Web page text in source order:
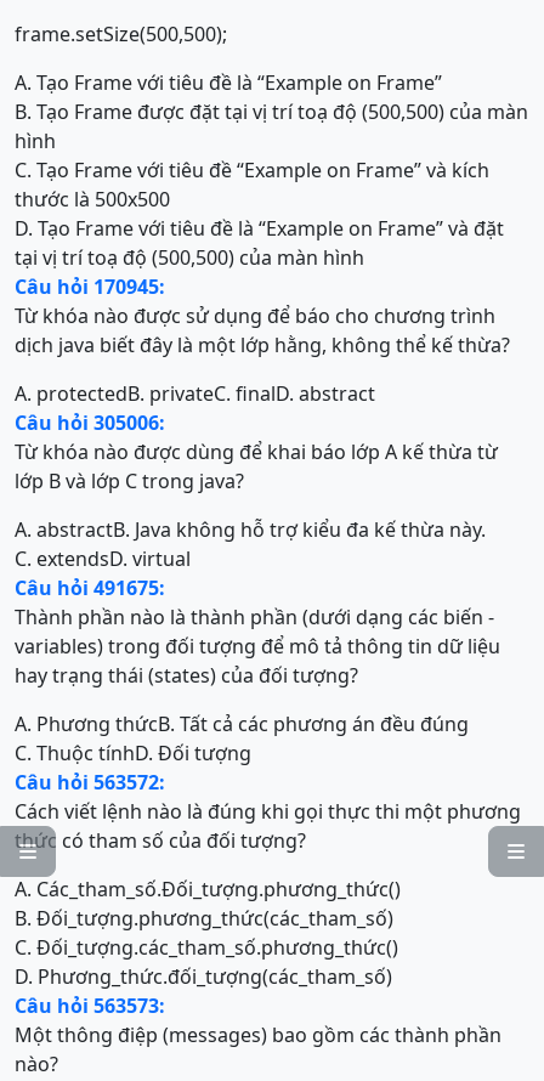


frame.setSize(500,500);
A. Tạo Frame với tiêu đề là “Example on Frame”
B. Tạo Frame được đặt tại vị trí toạ độ (500,500) của màn
hình
C. Tạo Frame với tiêu đề “Example on Frame” và kích
thước là 500x500
D. Tạo Frame với tiêu đề là “Example on Frame” và đặt
tại vị trí toạ độ (500,500) của màn hình
Câu hỏi 170945:
Từ khóa nào được sử dụng để báo cho chương trình
dịch java biết đây là một lớp hằng, không thể kế thừa?
A. protectedB. privateC. finalD. abstract
Câu hỏi 305006:
Từ khóa nào được dùng để khai báo lớp A kế thừa từ
lớp B và lớp C trong java?
A. abstractB. Java không hỗ trợ kiểu đa kế thừa này.
C. extendsD. virtual
Câu hỏi 491675:
Thành phần nào là thành phần (dưới dạng các biến -
variables) trong đối tượng để mô tả thông tin dữ liệu
hay trạng thái (states) của đối tượng?
A. Phương thứcB. Tất cả các phương án đều đúng
C. Thuộc tínhD. Đối tượng
Câu hỏi 563572:
Cách viết lệnh nào là đúng khi gọi thực thi một phương
thức có tham số của đối tượng?
A. Các_tham_số.Đối_tượng.phương_thức()
B. Đối_tượng.phương_thức(các_tham_số)
C. Đối_tượng.các_tham_số.phương_thức()
D. Phương_thức.đối_tượng(các_tham_số)
Câu hỏi 563573:
Một thông điệp (messages) bao gồm các thành phần
nào?